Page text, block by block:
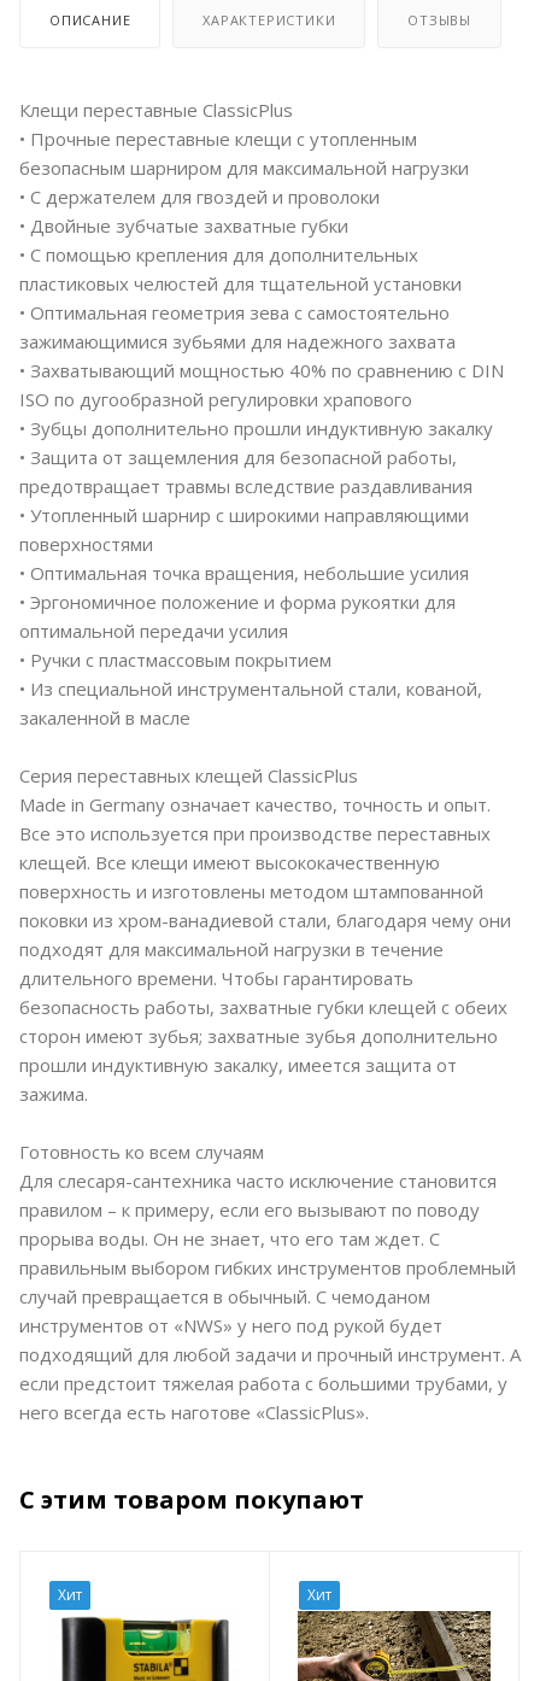
ОПИСАНИЕ ХАРАКТЕРИСТИКИ ОТЗЫВЫ
Клещи переставные ClassicPlus
• Прочные переставные клещи с утопленным
безопасным шарниром для максимальной нагрузки
• С держателем для гвоздей и проволоки
• Двойные зубчатые захватные губки
• С помощью крепления для дополнительных
пластиковых челюстей для тщательной установки
• Оптимальная геометрия зева с самостоятельно
зажимающимися зубьями для надежного захвата
• Захватывающий мощностью 40% по сравнению с DIN
ISO по дугообразной регулировки храпового
• Зубцы дополнительно прошли индуктивную закалку
• Защита от защемления для безопасной работы,
предотвращает травмы вследствие раздавливания
• Утопленный шарнир с широкими направляющими
поверхностями
• Оптимальная точка вращения, небольшие усилия
• Эргономичное положение и форма рукоятки для
оптимальной передачи усилия
• Ручки с пластмассовым покрытием
• Из специальной инструментальной стали, кованой,
закаленной в масле
Серия переставных клещей ClassicPlus
Made in Germany означает качество, точность и опыт.
Все это используется при производстве переставных
клещей. Все клещи имеют высококачественную
поверхность и изготовлены методом штампованной
поковки из хром-ванадиевой стали, благодаря чему они
подходят для максимальной нагрузки в течение
длительного времени. Чтобы гарантировать
безопасность работы, захватные губки клещей с обеих
сторон имеют зубья; захватные зубья дополнительно
прошли индуктивную закалку, имеется защита от
зажима.
Готовность ко всем случаям
Для слесаря-сантехника часто исключение становится
правилом – к примеру, если его вызывают по поводу
прорыва воды. Он не знает, что его там ждет. С
правильным выбором гибких инструментов проблемный
случай превращается в обычный. С чемоданом
инструментов от «NWS» у него под рукой будет
подходящий для любой задачи и прочный инструмент. А
если предстоит тяжелая работа с большими трубами, у
него всегда есть наготове «ClassicPlus».
С этим товаром покупают
Хит Хит